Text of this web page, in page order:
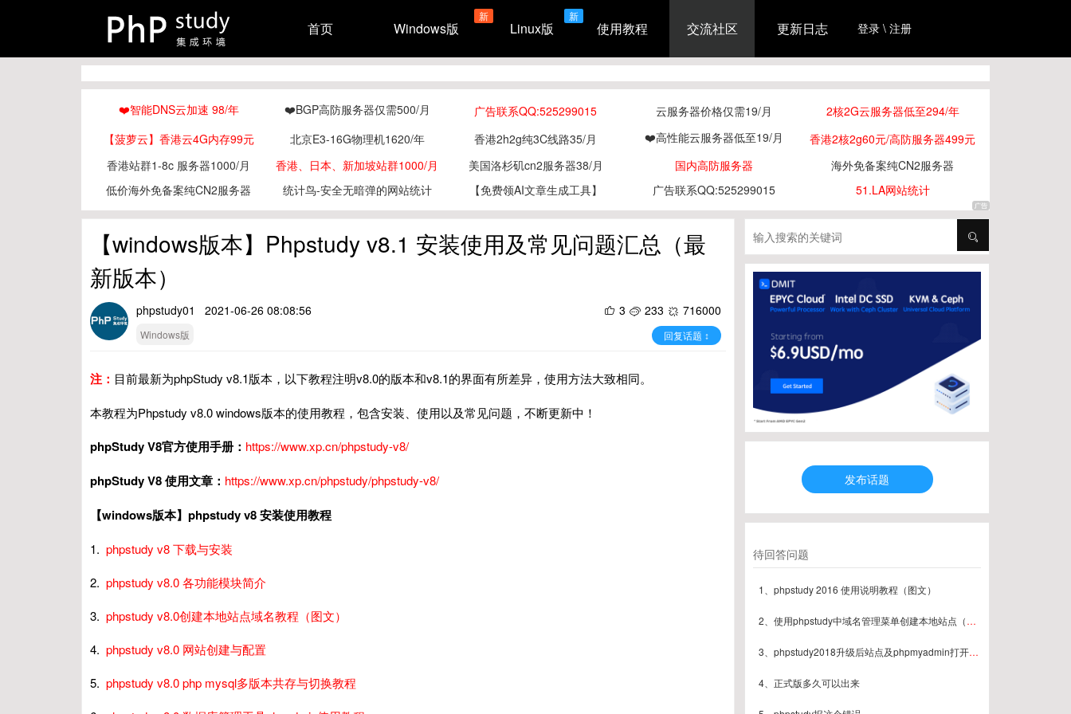
首页 Windows版
新
Linux版
新
使用教程 交流社区 更新日志 登录 \ 注册
❤️智能DNS云加速 98/年 ❤️BGP高防服务器仅需500/月 广告联系QQ:525299015 云服务器价格仅需19/月
2核2G云服务器低至294/年
【菠萝云】香港云4G内存99元
北京E3-16G物理机1620/年 香港2h2g纯3C线路35/月 ❤️高性能云服务器低至19/月
香港2核2g60元/高防服务器499元
香港站群1-8c 服务器1000/月
香港、日本、新加坡站群1000/月 美国洛杉矶cn2服务器38/月 国内高防服务器
海外免备案纯CN2服务器
低价海外免备案纯CN2服务器
统计鸟-安全无暗弹的网站统计 【免费领AI文章生成工具】 广告联系QQ:525299015 51.LA网站统计
【windows版本】Phpstudy v8.1 安装使用及常见问题汇总（最
新版本）
phpstudy01 2021-06-26 08:08:56 3 233 716000
Windows版 回复话题 ↕
注： 目前最新为phpStudy v8.1版本，以下教程注明v8.0的版本和v8.1的界面有所差异，使用方法大致相同。
本教程为Phpstudy v8.0 windows版本的使用教程，包含安装、使用以及常见问题，不断更新中！
phpStudy V8官方使用手册： https://www.xp.cn/phpstudy-v8/
phpStudy V8 使用文章： https://www.xp.cn/phpstudy/phpstudy-v8/
【windows版本】phpstudy v8 安装使用教程
1. phpstudy v8 下载与安装
2. phpstudy v8.0 各功能模块简介
3. phpstudy v8.0创建本地站点域名教程（图文）
4. phpstudy v8.0 网站创建与配置
5. phpstudy v8.0 php mysql多版本共存与切换教程
发布话题
待回答问题
1、phpstudy 2016 使用说明教程（图文）
2、使用phpstudy中域名管理菜单创建本地站点（图文）
3、phpstudy2018升级后站点及phpmyadmin打开404解决方案
4、正式版多久可以出来